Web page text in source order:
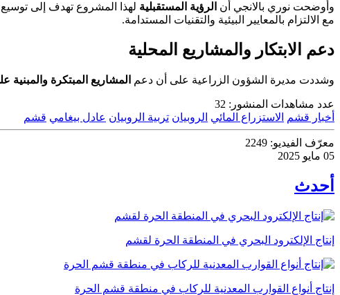
وأوضحت نوري بالانجي أن الرؤية المستقبلية لهذا المشروع تهدف إلى
مع الالتزام بالمعايير البيئية والتقنيات المستدامة.
دعم الابتكار والمشاريع المحلية
وشددت مديرة الشؤون الزراعية على أن دعم المشاريع المبتكرة والمبنية
عدد مشاهدات المنشور: 32
أخبار قشم
الاستزراع المائي الروبيان تربية الروبيان عادل بيغامي قشم
معرّف الفيديو:
05 مايو 2025
أحدث
إنتاج الإلكترود البحري في المنطقة الحرة لقشم
إنتاج أنواع القوارب المعدنية للركاب في منطقة قشم الحرة